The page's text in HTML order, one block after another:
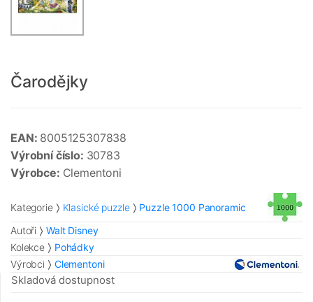
Čarodějky
EAN: 8005125307838
Výrobní číslo: 30783
Výrobce: Clementoni
Kategorie Klasické puzzle
Puzzle 1000 Panoramic
Autoři
Walt Disney
Kolekce
Pohádky
Výrobci
Clementoni
Skladová dostupnost